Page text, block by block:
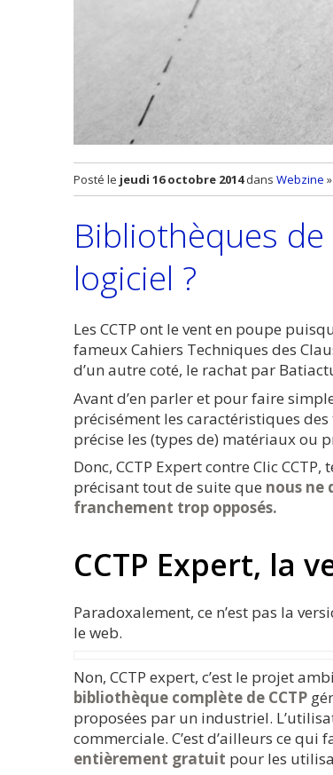
Posté le jeudi 16 octobre 2014 dans Webzine »
Bibliothèques
logiciel ?
Les CCTP ont le vent en poupe
fameux Cahiers Techniques des
d’un autre coté, le rachat par
Avant d’en parler et pour faire
précisément les caractéristiques
précise les (types de) matériaux ou
Donc, CCTP Expert contre Clic
précisant tout de suite que nous ne
franchement trop opposés.
CCTP Expert, la
Paradoxalement, ce n’est pas la
le web.
Non, CCTP expert, c’est le projet
bibliothèque complète de CCTP
proposées par un industriel.
commerciale. C’est d’ailleurs ce
entièrement gratuit pour les